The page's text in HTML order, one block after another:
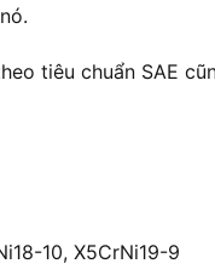
tiêu chuẩn SAE
10, X5CrNi19-9